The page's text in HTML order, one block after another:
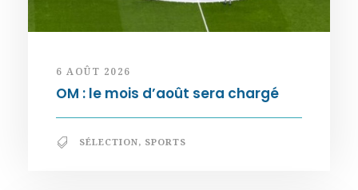
6 AOÛT 2026
OM : le mois d’août sera chargé
SÉLECTION, SPORTS